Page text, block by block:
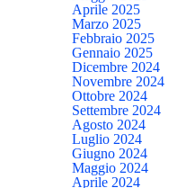
Aprile 2025
Marzo 2025
Febbraio 2025
Gennaio 2025
Dicembre 2024
Novembre 2024
Ottobre 2024
Settembre 2024
Agosto 2024
Luglio 2024
Giugno 2024
Maggio 2024
Aprile 2024